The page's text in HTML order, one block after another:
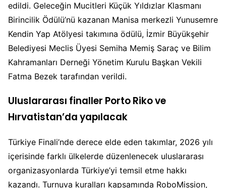
edildi. Geleceğin Mucitleri Küçük Yıldızlar Klasmanı
Birincilik Ödülü’nü kazanan Manisa merkezli Yunusemre
Kendin Yap Atölyesi takımına ödülü, İzmir Büyükşehir
Belediyesi Meclis Üyesi Semiha Memiş Saraç ve Bilim
Kahramanları Derneği Yönetim Kurulu Başkan Vekili
Fatma Bezek tarafından verildi.
Uluslararası finaller Porto Riko ve
Hırvatistan’da yapılacak
Türkiye Finali’nde derece elde eden takımlar, 2026 yılı
içerisinde farklı ülkelerde düzenlenecek uluslararası
organizasyonlarda Türkiye’yi temsil etme hakkı
kazandı. Turnuva kuralları kapsamında RoboMission,